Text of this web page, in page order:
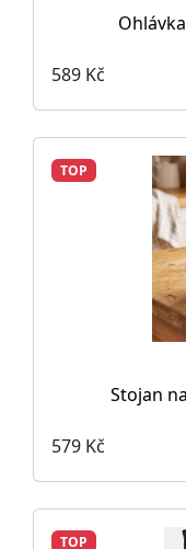
589 Kč
TOP
Stojan
579 Kč
TOP